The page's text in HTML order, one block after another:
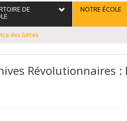
DE NOTRE ÉCOLE
des luttes
Révolutionnaires :